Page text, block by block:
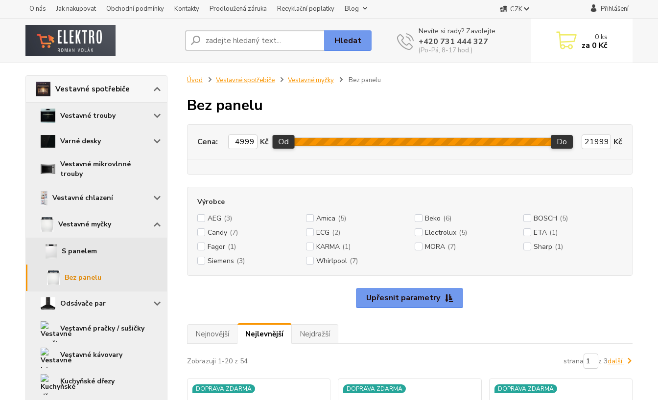
O nás Jak nakupovat Obchodní podmínky Kontakty Prodloužená záruka Recyklační poplatky Blog CZK Přihlášení
Hledat
Nevíte si rady? Zavolejte.
+420 731 444 327
(Po-Pá, 8-17 hod.)
0ks
za 0 Kč
Vestavné spotřebiče
Vestavné trouby
Varné desky
Vestavné mikrovlnné
trouby
Vestavné chlazení
Vestavné myčky
S panelem
Bez panelu
Odsávače par
Vestavné pračky / sušičky
Vestavné kávovary
Kuchyňské dřezy
Úvod Vestavné spotřebiče Vestavné myčky Bez panelu
Bez panelu
Upřesnit parametry
Cena: Kč Od Do Kč
Výrobce
AEG (3) Amica (5) Beko (6) BOSCH (5)
Candy (7) ECG (2) Electrolux (5) ETA (1)
Fagor (1) KARMA (1) MORA (7) Sharp (1)
Siemens (3) Whirlpool (7)
Nejnovější Nejlevnější Nejdražší
Zobrazuji 1-20 z 54 strana z 3další
DOPRAVA ZDARMA DOPRAVA ZDARMA DOPRAVA ZDARMA